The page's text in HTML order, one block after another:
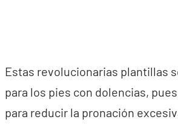
Estas revolucionarias plantillas
para los pies con dolencias,
para reducir la pronación